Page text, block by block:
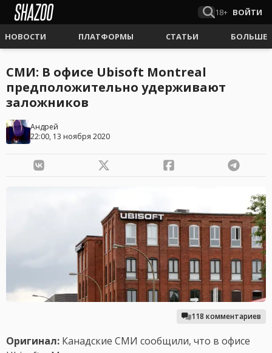
18+ ВОЙТИ
НОВОСТИ ПЛАТФОРМЫ СТАТЬИ БОЛЬШЕ
СМИ: В офисе Ubisoft Montreal
предположительно удерживают
заложников
Андрей
22:00, 13 ноября 2020
118 комментариев
Оригинал: Канадские СМИ сообщили, что в офисе